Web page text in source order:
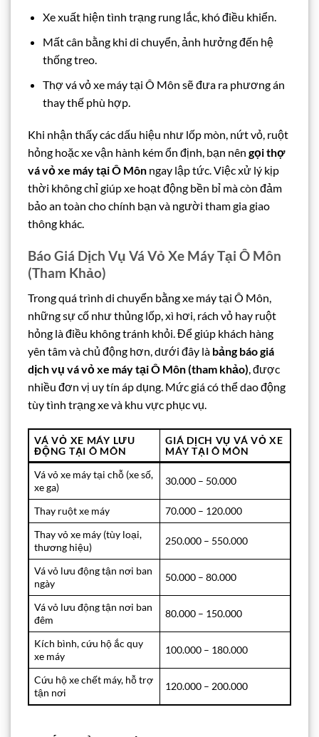
Xe xuất hiện tình trạng rung lắc, khó điều khiển.
Mất cân bằng khi di chuyển, ảnh hưởng đến hệ
thống treo.
Thợ vá vỏ xe máy tại Ô Môn sẽ đưa ra phương án
thay thế phù hợp.
Khi nhận thấy các dấu hiệu như lốp mòn, nứt vỏ, ruột
hỏng hoặc xe vận hành kém ổn định, bạn nên gọi thợ
vá vỏ xe máy tại Ô Môn ngay lập tức. Việc xử lý kịp
thời không chỉ giúp xe hoạt động bền bỉ mà còn đảm
bảo an toàn cho chính bạn và người tham gia giao
thông khác.
Báo Giá Dịch Vụ Vá Vỏ Xe Máy Tại Ô Môn
(Tham Khảo)
Trong quá trình di chuyển bằng xe máy tại Ô Môn,
những sự cố như thủng lốp, xì hơi, rách vỏ hay ruột
hỏng là điều không tránh khỏi. Để giúp khách hàng
yên tâm và chủ động hơn, dưới đây là bảng báo giá
dịch vụ vá vỏ xe máy tại Ô Môn (tham khảo) , được
nhiều đơn vị uy tín áp dụng. Mức giá có thể dao động
tùy tình trạng xe và khu vực phục vụ.
VÁ VỎ XE MÁY LƯU
ĐỘNG TẠI Ô MÔN
GIÁ DỊCH VỤ VÁ VỎ XE
MÁY TẠI Ô MÔN
Vá vỏ xe máy tại chỗ (xe số,
xe ga)
30.000 – 50.000
Thay ruột xe máy
70.000 – 120.000
Thay vỏ xe máy (tùy loại,
thương hiệu)
250.000 – 550.000
Vá vỏ lưu động tận nơi ban
ngày
50.000 – 80.000
Vá vỏ lưu động tận nơi ban
đêm
80.000 – 150.000
Kích bình, cứu hộ ắc quy
xe máy
100.000 – 180.000
Cứu hộ xe chết máy, hỗ trợ
tận nơi
120.000 – 200.000